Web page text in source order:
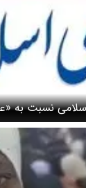
نسبت به